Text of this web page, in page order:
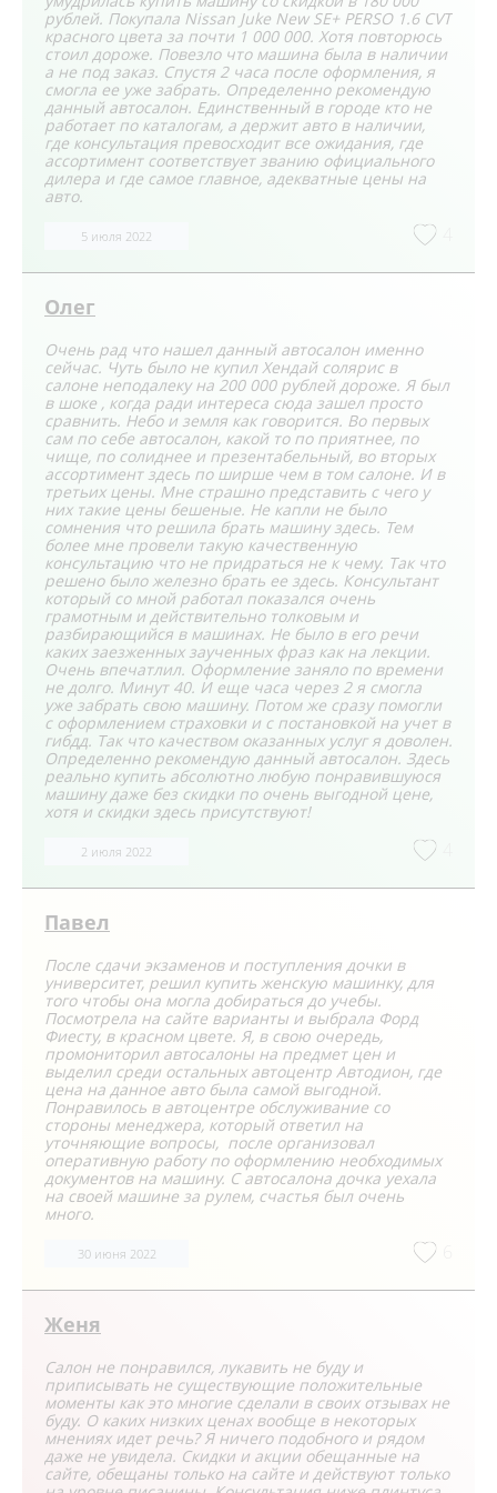
рублей. Покупала Nissan Juke New SE+ PERSO 1.6 CVT
красного цвета за почти 1 000 000. Хотя повторюсь
стоил дороже. Повезло что машина была в наличии
а не под заказ. Спустя 2 часа после оформления, я
смогла ее уже забрать. Определенно рекомендую
данный автосалон. Единственный в городе кто не
работает по каталогам, а держит авто в наличии,
где консультация превосходит все ожидания, где
ассортимент соответствует званию официального
дилера и где самое главное, адекватные цены на
авто.
5 июля 2022
Олег
Очень рад что нашел данный автосалон именно
сейчас. Чуть было не купил Хендай солярис в
салоне неподалеку на 200 000 рублей дороже. Я был
в шоке , когда ради интереса сюда зашел просто
сравнить. Небо и земля как говорится. Во первых
сам по себе автосалон, какой то по приятнее, по
чище, по солиднее и презентабельный, во вторых
ассортимент здесь по ширше чем в том салоне. И в
третьих цены. Мне страшно представить с чего у
них такие цены бешеные. Не капли не было
сомнения что решила брать машину здесь. Тем
более мне провели такую качественную
консультацию что не придраться не к чему. Так что
решено было железно брать ее здесь. Консультант
который со мной работал показался очень
грамотным и действительно толковым и
разбирающийся в машинах. Не было в его речи
каких заезженных заученных фраз как на лекции.
Очень впечатлил. Оформление заняло по времени
не долго. Минут 40. И еще часа через 2 я смогла
уже забрать свою машину. Потом же сразу помогли
с оформлением страховки и с постановкой на учет в
гибдд. Так что качеством оказанных услуг я доволен.
Определенно рекомендую данный автосалон. Здесь
реально купить абсолютно любую понравившуюся
машину даже без скидки по очень выгодной цене,
хотя и скидки здесь присутствуют!
2 июля 2022
Павел
После сдачи экзаменов и поступления дочки в
университет, решил купить женскую машинку, для
того чтобы она могла добираться до учебы.
Посмотрела на сайте варианты и выбрала Форд
Фиесту, в красном цвете. Я, в свою очередь,
промониторил автосалоны на предмет цен и
выделил среди остальных автоцентр Автодион, где
цена на данное авто была самой выгодной.
Понравилось в автоцентре обслуживание со
стороны менеджера, который ответил на
уточняющие вопросы, после организовал
оперативную работу по оформлению необходимых
документов на машину. С автосалона дочка уехала
на своей машине за рулем, счастья был очень
много.
30 июня 2022
Женя
Салон не понравился, лукавить не буду и
приписывать не существующие положительные
моменты как это многие сделали в своих отзывах не
буду. О каких низких ценах вообще в некоторых
мнениях идет речь? Я ничего подобного и рядом
даже не увидела. Скидки и акции обещанные на
сайте, обещаны только на сайте и действуют только